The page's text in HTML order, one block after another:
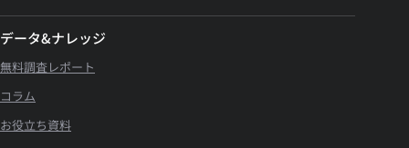
データ&ナレッジ
無料調査レポート
コラム
お役立ち資料